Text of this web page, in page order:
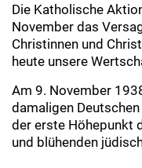
Die Katholische
November das
Christinnen und
heute unsere
Am 9. November
damaligen
der erste Höhepunkt
und blühenden